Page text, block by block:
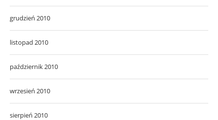
grudzień 2010
listopad 2010
październik 2010
wrzesień 2010
sierpień 2010